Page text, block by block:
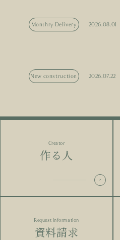
Monthry Delivery 2026.08.01
New construction 2026.07.22
Creator
作る人
Request information
資料請求